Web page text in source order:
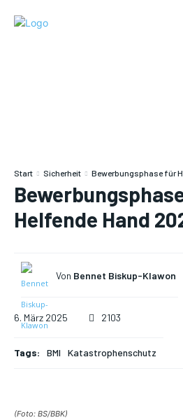
Start Sicherheit Bewerbungsphase für
Helfende Hand
Von Bennet Biskup-Klawon
6. März 2025 2103
Tags: BMI Katastrophenschutz
(Foto: BS/BBK)